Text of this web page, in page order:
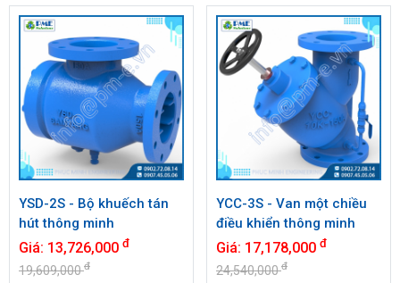
YSD-2S - Bộ khuếch tán
hút thông minh
Giá: 13,726,000 đ
19,609,000đ
YCC-3S - Van một chiều
điều khiển thông minh
Giá: 17,178,000 đ
24,540,000đ